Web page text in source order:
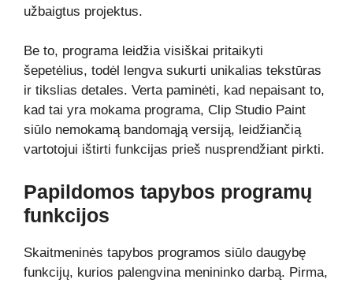
užbaigtus projektus.
Be to, programa leidžia visiškai pritaikyti
šepetėlius, todėl lengva sukurti unikalias tekstūras
ir tikslias detales. Verta paminėti, kad nepaisant to,
kad tai yra mokama programa, Clip Studio Paint
siūlo nemokamą bandomąją versiją, leidžiančią
vartotojui ištirti funkcijas prieš nusprendžiant pirkti.
Papildomos tapybos programų
funkcijos
Skaitmeninės tapybos programos siūlo daugybę
funkcijų, kurios palengvina menininko darbą. Pirma,